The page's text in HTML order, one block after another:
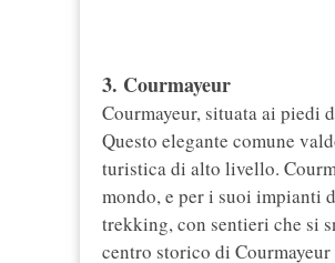
3. Courmayeur
Courmayeur, situata ai piedi
Questo elegante comune
turistica di alto livello.
mondo, e per i suoi impianti
trekking, con sentieri che si
centro storico di